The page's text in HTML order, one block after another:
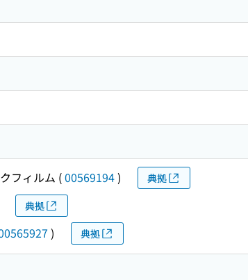
フィルム (00569194) 典拠
典拠
) 典拠